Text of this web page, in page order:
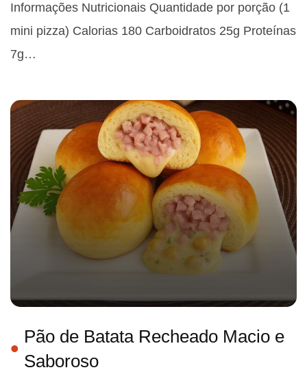
Informações Nutricionais Quantidade por porção (1
mini pizza) Calorias 180 Carboidratos 25g Proteínas
7g…
Pão de Batata Recheado Macio e
Saboroso